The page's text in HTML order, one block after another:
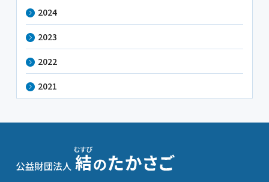
2024
2023
2022
2021